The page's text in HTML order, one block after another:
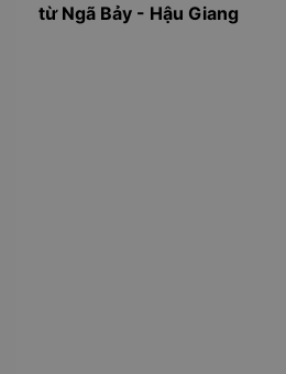
từ Ngã Bảy - Hậu Giang